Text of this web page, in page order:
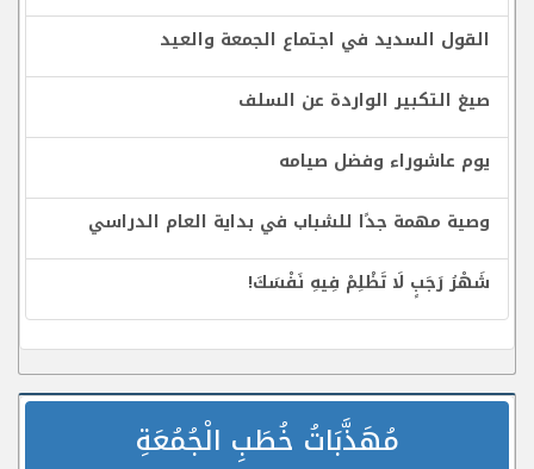
القول السديد في اجتماع الجمعة والعيد
صيغ التكبير الواردة عن السلف
يوم عاشوراء وفضل صيامه
وصية مهمة جدًا للشباب في بداية العام الدراسي
شَهْرُ رَجَبٍ لَا تَظْلِمْ فِيهِ نَفْسَكَ!
مُهَذَّبَاتُ خُطَبِ الْجُمُعَةِ